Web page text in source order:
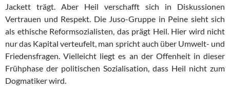
Jackett trägt. Aber Heil verschafft sich in Diskussionen
Vertrauen und Respekt. Die Juso-Gruppe in Peine sieht sich
als ethische Reformsozialisten, das prägt Heil. Hier wird nicht
nur das Kapital verteufelt, man spricht auch über Umwelt- und
Friedensfragen. Vielleicht liegt es an der Offenheit in dieser
Frühphase der politischen Sozialisation, dass Heil nicht zum
Dogmatiker wird.